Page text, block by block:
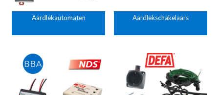
Aardlekautomaten Aardlekschakelaars